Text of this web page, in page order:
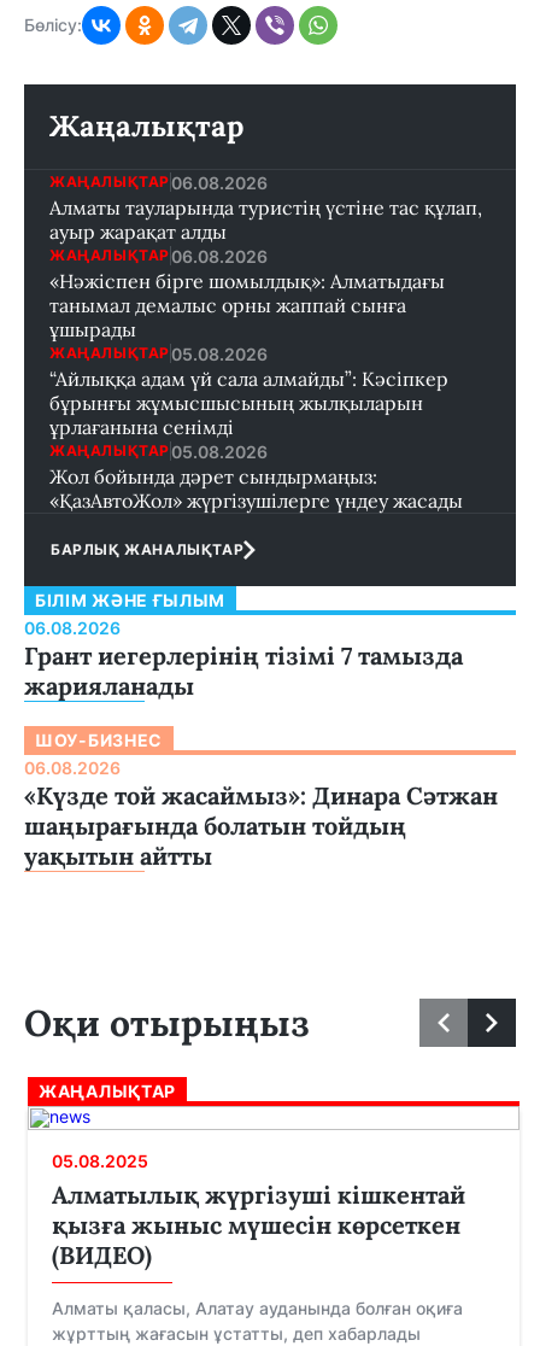
Бөлісу:
Жаңалықтар
ЖАҢАЛЫҚТАР 06.08.2026
Алматы тауларында туристің үстіне тас құлап,
ауыр жарақат алды
ЖАҢАЛЫҚТАР 06.08.2026
«Нәжіспен бірге шомылдық»: Алматыдағы
танымал демалыс орны жаппай сынға
ұшырады
ЖАҢАЛЫҚТАР 05.08.2026
“Айлыққа адам үй сала алмайды”: Кәсіпкер
бұрынғы жұмысшысының жылқыларын
ұрлағанына сенімді
ЖАҢАЛЫҚТАР 05.08.2026
Жол бойында дәрет сындырмаңыз:
«ҚазАвтоЖол» жүргізушілерге үндеу жасады
БАРЛЫҚ ЖАНАЛЫҚТАР
БІЛІМ ЖӘНЕ ҒЫЛЫМ
06.08.2026
Грант иегерлерінің тізімі 7 тамызда
жарияланады
ШОУ-БИЗНЕС
06.08.2026
«Күзде той жасаймыз»: Динара Сәтжан
шаңырағында болатын тойдың
уақытын айтты
Оқи отырыңыз
ЖАҢАЛЫҚТАР
05.08.2025
Алматылық жүргізуші кішкентай
қызға жыныс мүшесін көрсеткен
(ВИДЕО)
Алматы қаласы, Алатау ауданында болған оқиға
жұрттың жағасын ұстатты, деп хабарлады